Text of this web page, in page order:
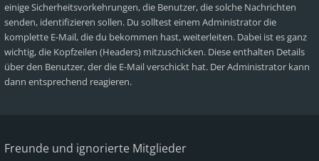
einige Sicherheitsvorkehrungen, die Benutzer, die solche Nachrichten
senden, identifizieren sollen. Du solltest einem Administrator die
komplette E-Mail, die du bekommen hast, weiterleiten. Dabei ist es ganz
wichtig, die Kopfzeilen (Headers) mitzuschicken. Diese enthalten Details
über den Benutzer, der die E-Mail verschickt hat. Der Administrator kann
dann entsprechend reagieren.
Freunde und ignorierte Mitglieder